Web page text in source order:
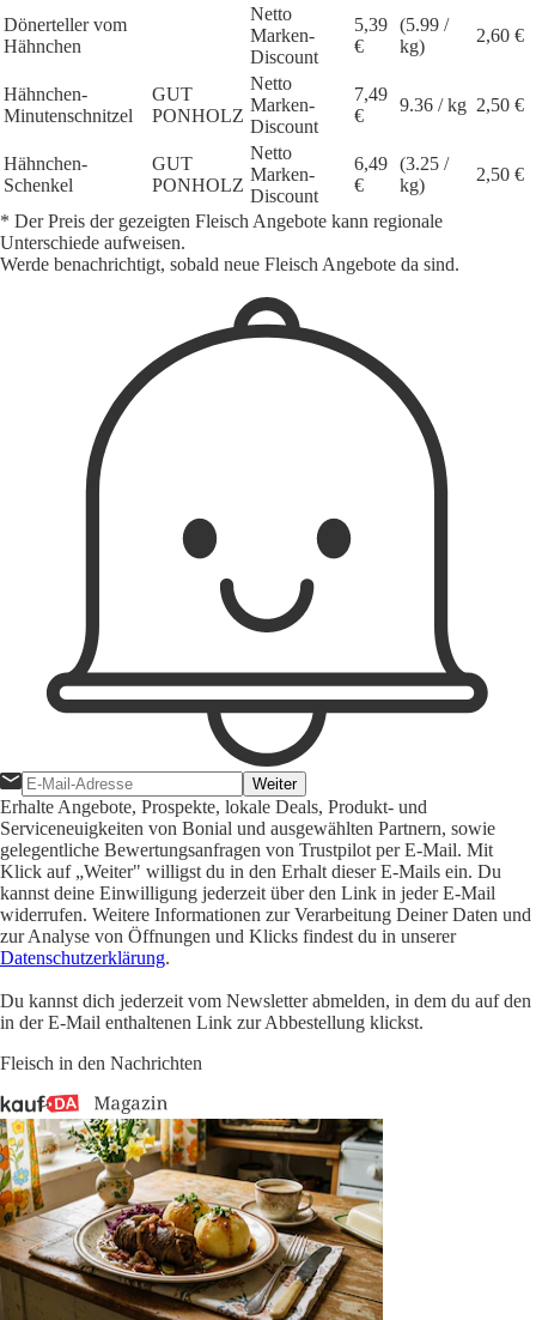
Dönerteller vom
Hähnchen
Netto
Marken-
Discount
5,39
€
(5.99 /
kg)
2,60 €
Hähnchen-
Minutenschnitzel
GUT
PONHOLZ
Netto
Marken-
Discount
7,49
€
9.36 / kg 2,50 €
Hähnchen-
Schenkel
GUT
PONHOLZ
Netto
Marken-
Discount
6,49
€
(3.25 /
kg)
2,50 €
* Der Preis der gezeigten Fleisch Angebote kann regionale
Unterschiede aufweisen.
Werde benachrichtigt, sobald neue Fleisch Angebote da sind.
Weiter
Erhalte Angebote, Prospekte, lokale Deals, Produkt- und
Serviceneuigkeiten von Bonial und ausgewählten Partnern, sowie
gelegentliche Bewertungsanfragen von Trustpilot per E-Mail. Mit
Klick auf „Weiter" willigst du in den Erhalt dieser E-Mails ein. Du
kannst deine Einwilligung jederzeit über den Link in jeder E-Mail
widerrufen. Weitere Informationen zur Verarbeitung Deiner Daten und
zur Analyse von Öffnungen und Klicks findest du in unserer
Datenschutzerklärung.
Du kannst dich jederzeit vom Newsletter abmelden, in dem du auf den
in der E-Mail enthaltenen Link zur Abbestellung klickst.
Fleisch in den Nachrichten